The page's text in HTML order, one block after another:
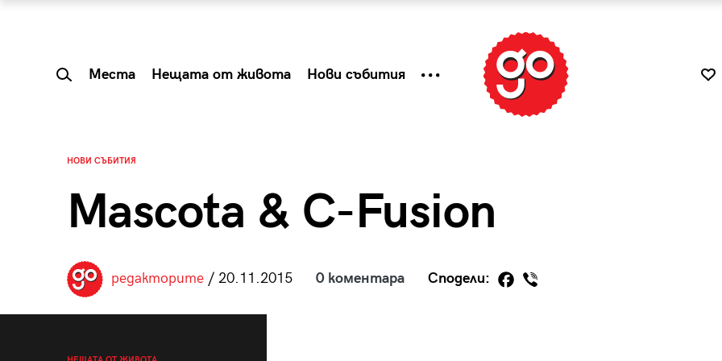
Места Нещата от живота Нови събития
НОВИ СЪБИТИЯ
Mascota & C-Fusion
редакторите/ 20.11.2015 0 коментара Сподели: